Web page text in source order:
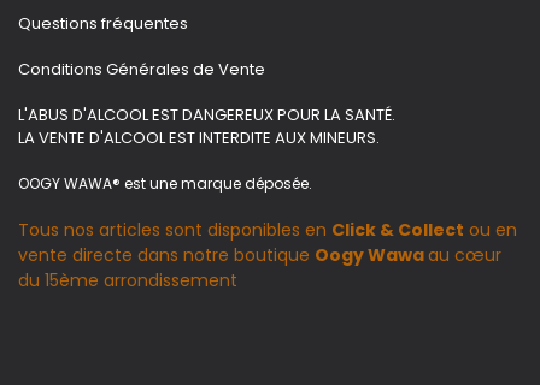
Questions fréquentes
Conditions Générales de Vente
L'ABUS D'ALCOOL EST DANGEREUX POUR LA SANTÉ.
LA VENTE D'ALCOOL EST INTERDITE AUX MINEURS.
OOGY WAWA® est une marque déposée.
Tous nos articles sont disponibles en Click & Collect ou en
vente directe dans notre boutique Oogy Wawaau cœur
du 15ème arrondissement